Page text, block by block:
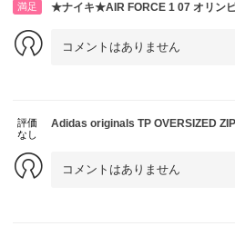
満足 ★ナイキ★AIR FORCE 1 07 オリン
コメントはありません
評価
なし
Adidas originals TP OVERSIZED
コメントはありません